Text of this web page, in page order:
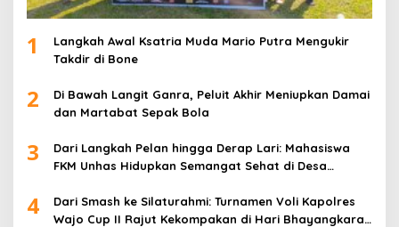
1
Langkah Awal Ksatria Muda Mario Putra Mengukir
Takdir di Bone
2
Di Bawah Langit Ganra, Peluit Akhir Meniupkan Damai
dan Martabat Sepak Bola
3
Dari Langkah Pelan hingga Derap Lari: Mahasiswa
FKM Unhas Hidupkan Semangat Sehat di Desa
4
Dari Smash ke Silaturahmi: Turnamen Voli Kapolres
Wajo Cup II Rajut Kekompakan di Hari Bhayangkara